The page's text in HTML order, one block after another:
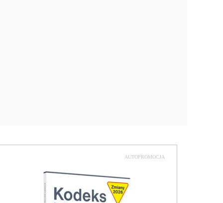
AUTOPROMOCJA